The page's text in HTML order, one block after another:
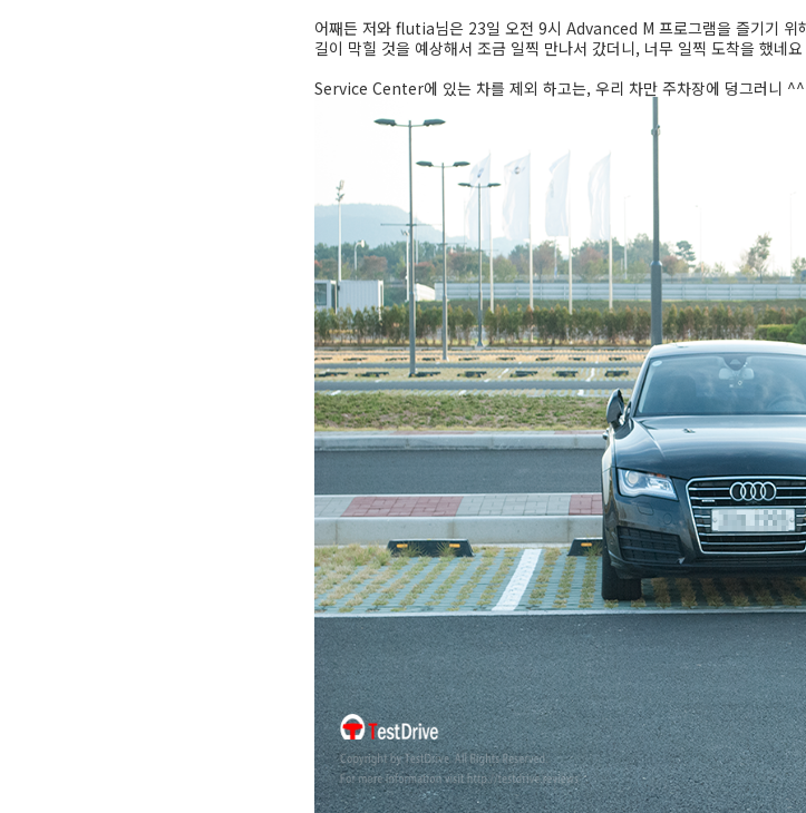
어째든 저와 flutia님은 23일 오전 9시 Advanced M 프로그램을 즐기기 위
길이 막힐 것을 예상해서 조금 일찍 만나서 갔더니, 너무 일찍 도착을 했네
Service Center에 있는 차를 제외 하고는, 우리 차만 주차장에 덩그러니 ^^